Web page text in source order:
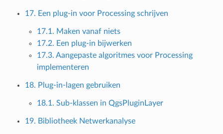
17. Een plug-in voor Processing schrijven
17.1. Maken vanaf niets
17.2. Een plug-in bijwerken
17.3. Aangepaste algoritmes voor Processing
implementeren
18. Plug-in-lagen gebruiken
18.1. Sub-klassen in QgsPluginLayer
19. Bibliotheek Netwerkanalyse